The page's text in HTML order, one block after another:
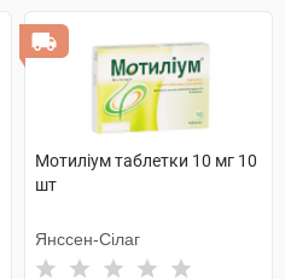
Мотиліум таблетки 10 мг 10
шт
Янссен-Сілаг